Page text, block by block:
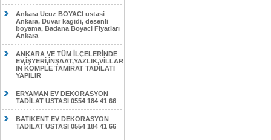
Ankara Ucuz BOYACI ustasi
Ankara, Duvar kagidi, desenli
boyama, Badana Boyaci Fiyatları
Ankara
ANKARA VE TÜM İLÇELERİNDE
EV,İŞYERİ,İNŞAAT,YAZLIK,VİLLAR
IN KOMPLE TAMİRAT TADİLATI
YAPILIR
ERYAMAN EV DEKORASYON
TADİLAT USTASI 0554 184 41 66
BATIKENT EV DEKORASYON
TADİLAT USTASI 0554 184 41 66